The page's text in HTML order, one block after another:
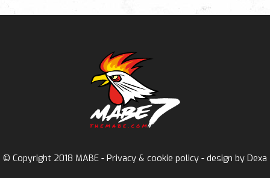
© Copyright 2018 MABE - Privacy & cookie policy - design by Dexa